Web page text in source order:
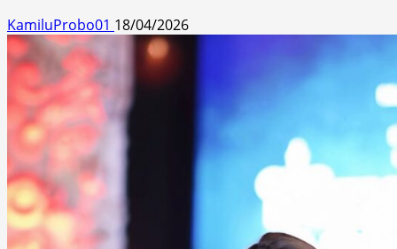
KamiluProbo01 18/04/2026